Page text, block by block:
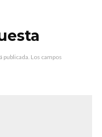
publicada. Los campos